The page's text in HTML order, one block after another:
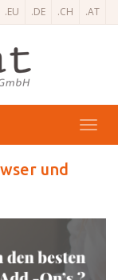
.EU .DE .CH .AT
und